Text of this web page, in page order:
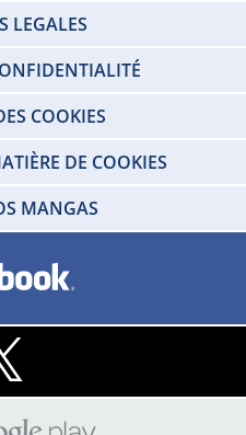
LEGALES
COOKIES
DE COOKIES
MANGAS